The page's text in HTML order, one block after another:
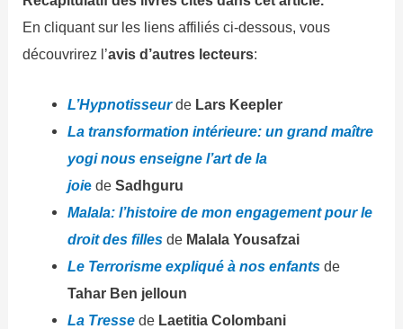
En cliquant sur les liens affiliés ci-dessous, vous
découvrirez l’avis d’autres lecteurs:
L’Hypnotisseur deLars Keepler
La transformation intérieure: un grand maître
yogi nous enseigne l’art de la
joiede Sadhguru
Malala: l’histoire de mon engagement pour le
droit des fillesde Malala Yousafzai
Le Terrorisme expliqué à nos enfants de
Tahar Ben jelloun
La Tresse de Laetitia Colombani